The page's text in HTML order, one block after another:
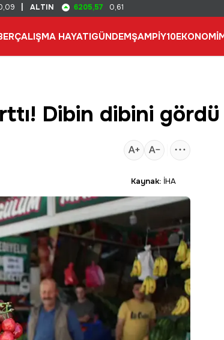
ALTIN 6205,57 0,61
ÇALIŞMA HAYATIGÜNDEMŞAMPİY10EKONOMİ
Dibin dibini gördü
Kaynak: İHA